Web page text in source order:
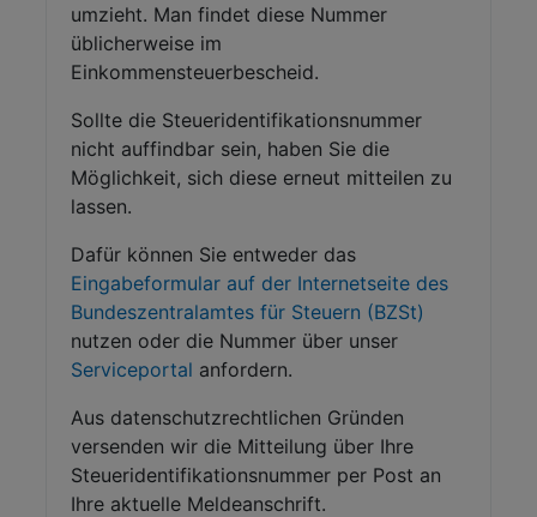
umzieht. Man findet diese Nummer
üblicherweise im
Einkommensteuerbescheid.
Sollte die Steueridentifikationsnummer
nicht auffindbar sein, haben Sie die
Möglichkeit, sich diese erneut mitteilen zu
lassen.
Dafür können Sie entweder das
Eingabeformular auf der Internetseite des
Bundeszentralamtes für Steuern (BZSt)
nutzen oder die Nummer über unser
Serviceportal anfordern.
Aus datenschutzrechtlichen Gründen
versenden wir die Mitteilung über Ihre
Steueridentifikationsnummer per Post an
Ihre aktuelle Meldeanschrift.